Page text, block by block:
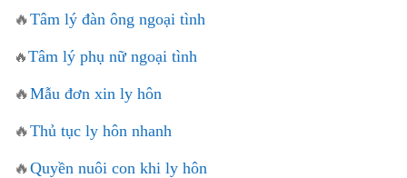
🔥Tâm lý đàn ông ngoại tình
🔥Tâm lý phụ nữ ngoại tình
🔥Mẫu đơn xin ly hôn
🔥Thủ tục ly hôn nhanh
🔥Quyền nuôi con khi ly hôn